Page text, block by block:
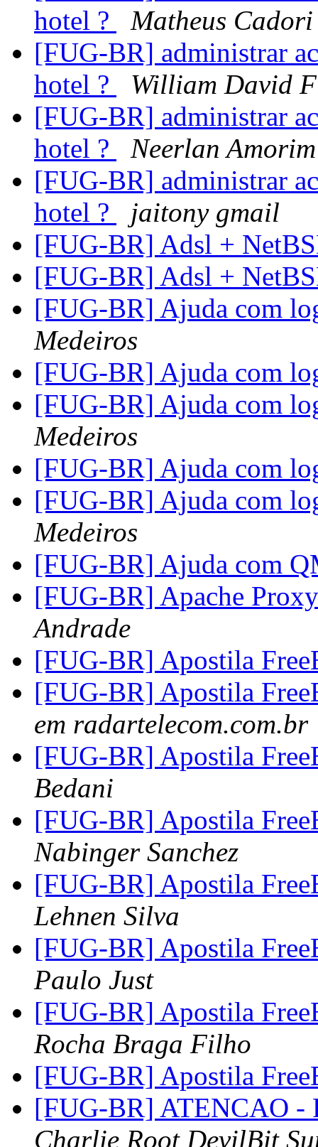
hotel ?
Matheus Cadori
[FUG-BR] administrar
hotel ?
William David
[FUG-BR] administrar
hotel ?
Neerlan Amorim
[FUG-BR] administrar
hotel ?
jaitony gmail
[FUG-BR] Adsl +
[FUG-BR] Adsl +
[FUG-BR] Ajuda com
Medeiros
[FUG-BR] Ajuda com
[FUG-BR] Ajuda com
Medeiros
[FUG-BR] Ajuda com
[FUG-BR] Ajuda com
Medeiros
[FUG-BR] Ajuda com
[FUG-BR] Apache
Andrade
[FUG-BR] Apostila
[FUG-BR] Apostila
em radartelecom.com.br
[FUG-BR] Apostila
Bedani
[FUG-BR] Apostila
Nabinger Sanchez
[FUG-BR] Apostila
Lehnen Silva
[FUG-BR] Apostila
Paulo Just
[FUG-BR] Apostila
Rocha Braga Filho
[FUG-BR] Apostila
[FUG-BR] ATENCAO -
Charlie Root DevilBit